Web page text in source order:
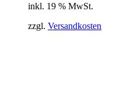
inkl. 19 % MwSt.
zzgl. Versandkosten